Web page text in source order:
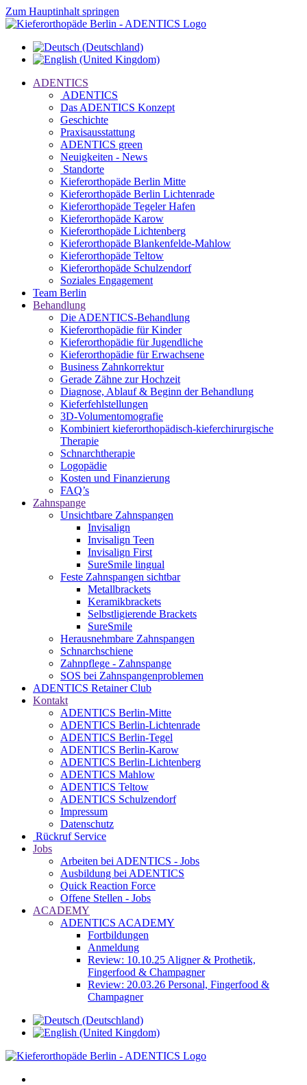
Zum Hauptinhalt springen
ADENTICS
ADENTICS
Das ADENTICS Konzept
Geschichte
Praxisausstattung
ADENTICS green
Neuigkeiten - News
Standorte
Kieferorthopäde Berlin Mitte
Kieferorthopäde Berlin Lichtenrade
Kieferorthopäde Tegeler Hafen
Kieferorthopäde Karow
Kieferorthopäde Lichtenberg
Kieferorthopäde Blankenfelde-Mahlow
Kieferorthopäde Teltow
Kieferorthopäde Schulzendorf
Soziales Engagement
Team Berlin
Behandlung
Die ADENTICS-Behandlung
Kieferorthopädie für Kinder
Kieferorthopädie für Jugendliche
Kieferorthopädie für Erwachsene
Business Zahnkorrektur
Gerade Zähne zur Hochzeit
Diagnose, Ablauf & Beginn der Behandlung
Kieferfehlstellungen
3D-Volumentomografie
Kombiniert kieferorthopädisch-kieferchirurgische
Therapie
Schnarchtherapie
Logopädie
Kosten und Finanzierung
FAQ’s
Zahnspange
Unsichtbare Zahnspangen
Invisalign
Invisalign Teen
Invisalign First
SureSmile lingual
Feste Zahnspangen sichtbar
Metallbrackets
Keramikbrackets
Selbstligierende Brackets
SureSmile
Herausnehmbare Zahnspangen
Schnarchschiene
Zahnpflege - Zahnspange
SOS bei Zahnspangenproblemen
ADENTICS Retainer Club
Kontakt
ADENTICS Berlin-Mitte
ADENTICS Berlin-Lichtenrade
ADENTICS Berlin-Tegel
ADENTICS Berlin-Karow
ADENTICS Berlin-Lichtenberg
ADENTICS Mahlow
ADENTICS Teltow
ADENTICS Schulzendorf
Impressum
Datenschutz
Rückruf Service
Jobs
Arbeiten bei ADENTICS - Jobs
Ausbildung bei ADENTICS
Quick Reaction Force
Offene Stellen - Jobs
ACADEMY
ADENTICS ACADEMY
Fortbildungen
Anmeldung
Review: 10.10.25 Aligner & Prothetik,
Fingerfood & Champagner
Review: 20.03.26 Personal, Fingerfood &
Champagner